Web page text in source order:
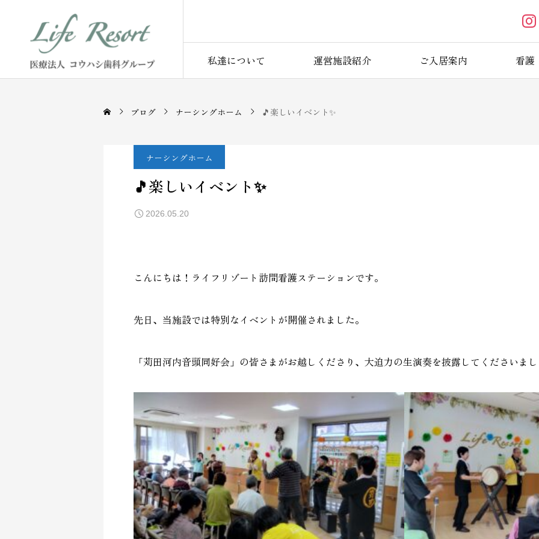
私達について 運営施設紹介 ご入居案内 看護
ブログ ナーシングホーム 🎵楽しいイベント✨
ナーシングホーム
🎵楽しいイベント✨
2026.05.20
こんにちは！ライフリゾート訪問看護ステーションです。
先日、当施設では特別なイベントが開催されました。
「苅田河内音頭同好会」の皆さまがお越しくださり、大迫力の生演奏を披露してくださいま